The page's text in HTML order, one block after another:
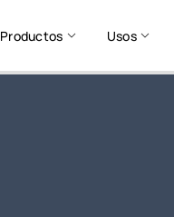
Productos Usos